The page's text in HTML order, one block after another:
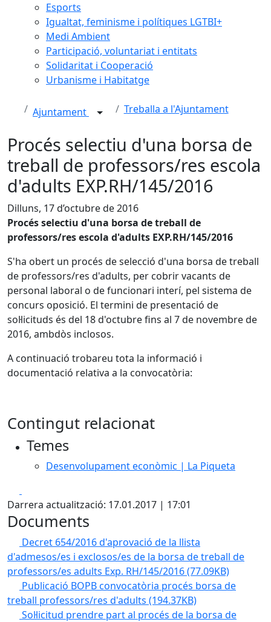
Esports
Igualtat, feminisme i polítiques LGTBI+
Medi Ambient
Participació, voluntariat i entitats
Solidaritat i Cooperació
Urbanisme i Habitatge
Ajuntament Treballa a l'Ajuntament
Procés selectiu d'una borsa de
treball de professors/res escola
d'adults EXP.RH/145/2016
Dilluns, 17 d’octubre de 2016
Procés selectiu d'una borsa de treball de
professors/res escola d'adults EXP.RH/145/2016
S'ha obert un procés de selecció d'una borsa de treball
de professors/res d'adults, per cobrir vacants de
personal laboral o de funcionari interí, pel sistema de
concurs oposició. El termini de presentació de
sol·licituds és del 18 d'octubre fins al 7 de novembre de
2016, ambdòs inclosos.
A continuació trobareu tota la informació i
documentació relativa a la convocatòria:
Contingut relacionat
Temes
Desenvolupament econòmic | La Piqueta
Darrera actualització: 17.01.2017 | 17:01
Documents
Decret 654/2016 d'aprovació de la llista
d'admesos/es i exclosos/es de la borsa de treball de
professors/es adults Exp. RH/145/2016(77.09KB)
Publicació BOPB convocatòria procés borsa de
treball professors/res d'adults (194.37KB)
Sol·licitud prendre part al procés de la borsa de